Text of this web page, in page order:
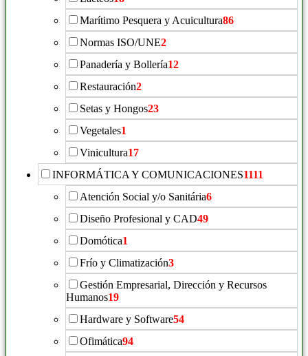
Marítimo Pesquera y Acuicultura86
Normas ISO/UNE2
Panadería y Bollería12
Restauración2
Setas y Hongos23
Vegetales1
Vinicultura17
INFORMÁTICA Y COMUNICACIONES1111
Atención Social y/o Sanitária6
Diseño Profesional y CAD49
Domótica1
Frío y Climatización3
Gestión Empresarial, Dirección y Recursos
Humanos19
Hardware y Software54
Ofimática94